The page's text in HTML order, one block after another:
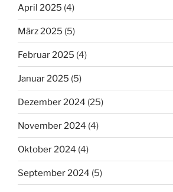
April 2025 (4)
März 2025 (5)
Februar 2025 (4)
Januar 2025 (5)
Dezember 2024 (25)
November 2024 (4)
Oktober 2024 (4)
September 2024 (5)